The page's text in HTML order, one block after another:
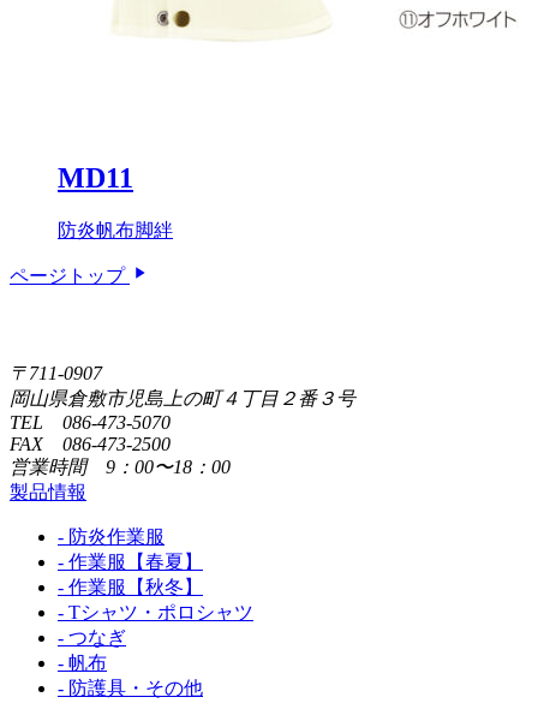
MD11
防炎帆布脚絆
ページトップ
〒711-0907
岡山県倉敷市児島上の町４丁目２番３号
TEL 086-473-5070
FAX 086-473-2500
営業時間 9：00〜18：00
製品情報
- 防炎作業服
- 作業服【春夏】
- 作業服【秋冬】
- Tシャツ・ポロシャツ
- つなぎ
- 帆布
- 防護具・その他